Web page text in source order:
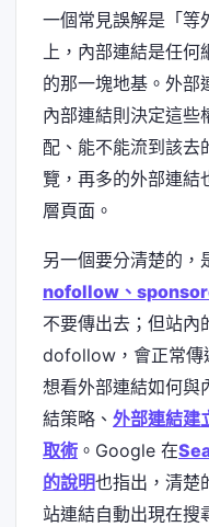
一個常見誤解是「等
上，內部連結是任
的那一塊地基。外部
內部連結則決定這些
配、能不能流到該去
覽，再多的外部連結
層頁面。
另一個要分清楚的，
nofollow、
不要傳出去；但站內
dofollow，會正常傳
想看外部連結如何與
結策略、 外部連結建
取術 。Google 在
的說明也指出，清楚
站連結自動出現在搜